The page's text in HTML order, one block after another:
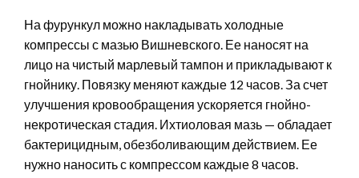
На фурункул можно накладывать холодные
компрессы с мазью Вишневского. Ее наносят на
лицо на чистый марлевый тампон и прикладывают к
гнойнику. Повязку меняют каждые 12 часов. За счет
улучшения кровообращения ускоряется гнойно-
некротическая стадия. Ихтиоловая мазь — обладает
бактерицидным, обезболивающим действием. Ее
нужно наносить с компрессом каждые 8 часов.